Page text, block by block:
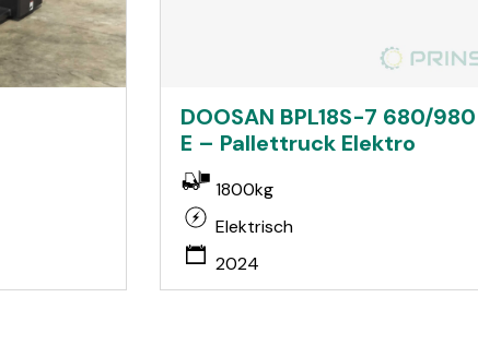
DOOSAN BPL18S-7 680/980
E – Pallettruck Elektro
1800kg
Elektrisch
2024